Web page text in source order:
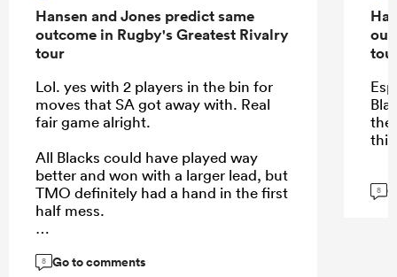
Hansen and Jones predict same
outcome in Rugby's Greatest Rivalry
tour
Lol. yes with 2 players in the bin for
moves that SA got away with. Real
fair game alright.
All Blacks could have played way
better and won with a larger lead, but
TMO definitely had a hand in the first
half mess.
8 Go to comments
8